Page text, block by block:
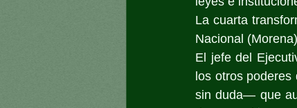
La cuarta
Nacional
El jefe del
los otros
sin duda— que